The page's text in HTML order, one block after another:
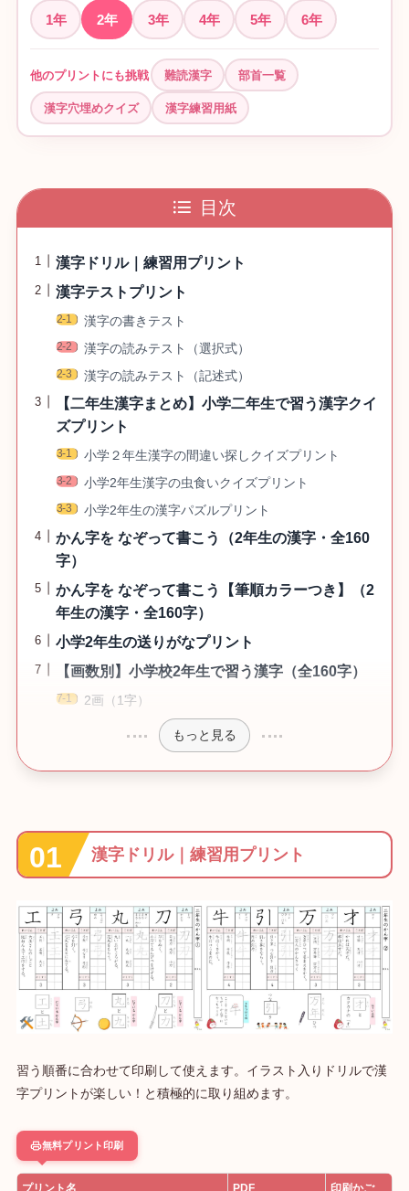
1年 2年 3年 4年 5年 6年
他のプリントにも挑戦 難読漢字 部首一覧
漢字穴埋めクイズ 漢字練習用紙
目次
漢字ドリル｜練習用プリント
漢字テストプリント
漢字の書きテスト
漢字の読みテスト（選択式）
漢字の読みテスト（記述式）
【二年生漢字まとめ】小学二年生で習う漢字クイ
ズプリント
小学２年生漢字の間違い探しクイズプリント
小学2年生漢字の虫食いクイズプリント
小学2年生の漢字パズルプリント
かん字を なぞって書こう（2年生の漢字・全160
字）
かん字を なぞって書こう【筆順カラーつき】（2
年生の漢字・全160字）
小学2年生の送りがなプリント
【画数別】小学校2年生で習う漢字（全160字）
2画（1字）
もっと見る
漢字ドリル｜練習用プリント
習う順番に合わせて印刷して使えます。イラスト入りドリルで漢
字プリントが楽しい！と積極的に取り組めます。
無料プリント印刷
プリント名 PDF 印刷かご